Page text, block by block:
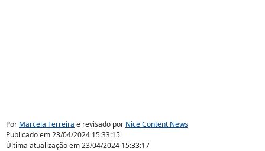
Por Marcela Ferreira e revisado por Nice Content News
Publicado em23/04/2024 15:33:15
Última atualização em23/04/2024 15:33:17